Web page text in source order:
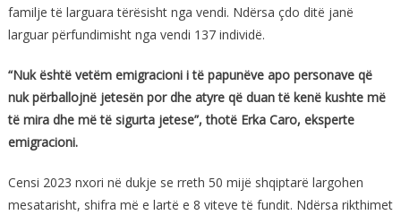
familje të larguara tërësisht nga vendi. Ndërsa çdo ditë janë
larguar përfundimisht nga vendi 137 individë.
“Nuk është vetëm emigracioni i të papunëve apo personave që
nuk përballojnë jetesën por dhe atyre që duan të kenë kushte më
të mira dhe më të sigurta jetese”, thotë Erka Caro, eksperte
emigracioni.
Censi 2023 nxori në dukje se rreth 50 mijë shqiptarë largohen
mesatarisht, shifra më e lartë e 8 viteve të fundit. Ndërsa rikthimet